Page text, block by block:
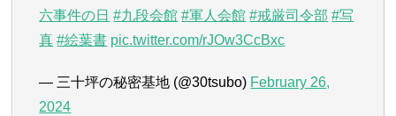
六事件の日 #九段会館 #軍人会館 #戒厳司令部 #写
真 #絵葉書 pic.twitter.com/rJOw3CcBxc
— 三十坪の秘密基地 (@30tsubo) February 26,
2024